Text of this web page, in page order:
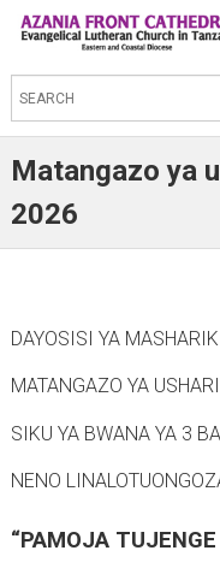
S
e
a
c
h
s
s
t
e
Matangazo ya
2026
DAYOSISI YA
MATANGAZO YA
SIKU YA BWANA YA 3
NENO
“PAMOJA